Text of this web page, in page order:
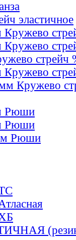
эластичное
стрейч
Кружево
Рюши
Рюши
Рюши